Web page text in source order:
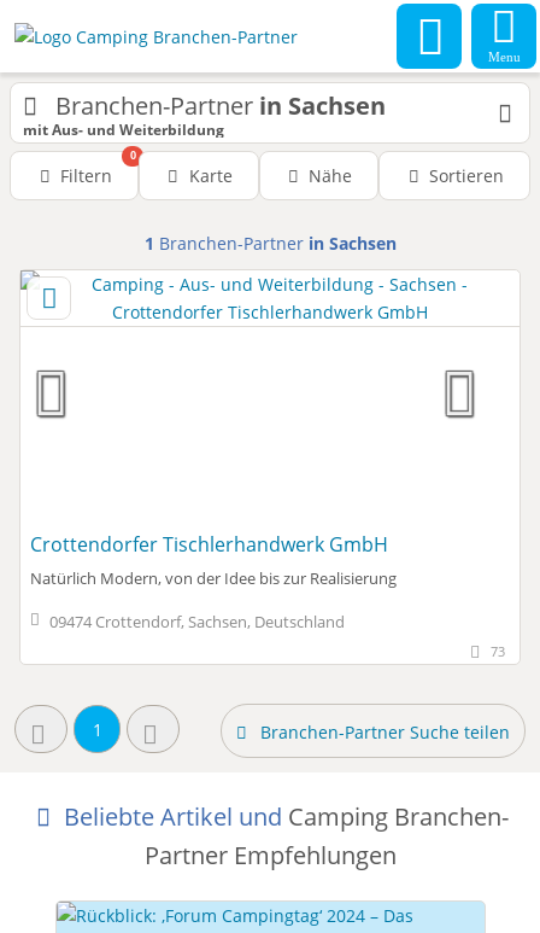
Menu
Branchen-Partner in Sachsen
mit Aus- und Weiterbildung
Filtern
0
Karte Nähe Sortieren
1 Branchen-Partner in Sachsen
Crottendorfer Tischlerhandwerk GmbH
Natürlich Modern, von der Idee bis zur Realisierung
09474 Crottendorf, Sachsen, Deutschland
73
1 Branchen-Partner Suche teilen
Beliebte Artikel und Camping Branchen-
Partner Empfehlungen